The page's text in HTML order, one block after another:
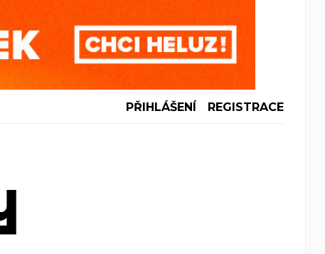
PŘIHLÁŠENÍ REGISTRACE